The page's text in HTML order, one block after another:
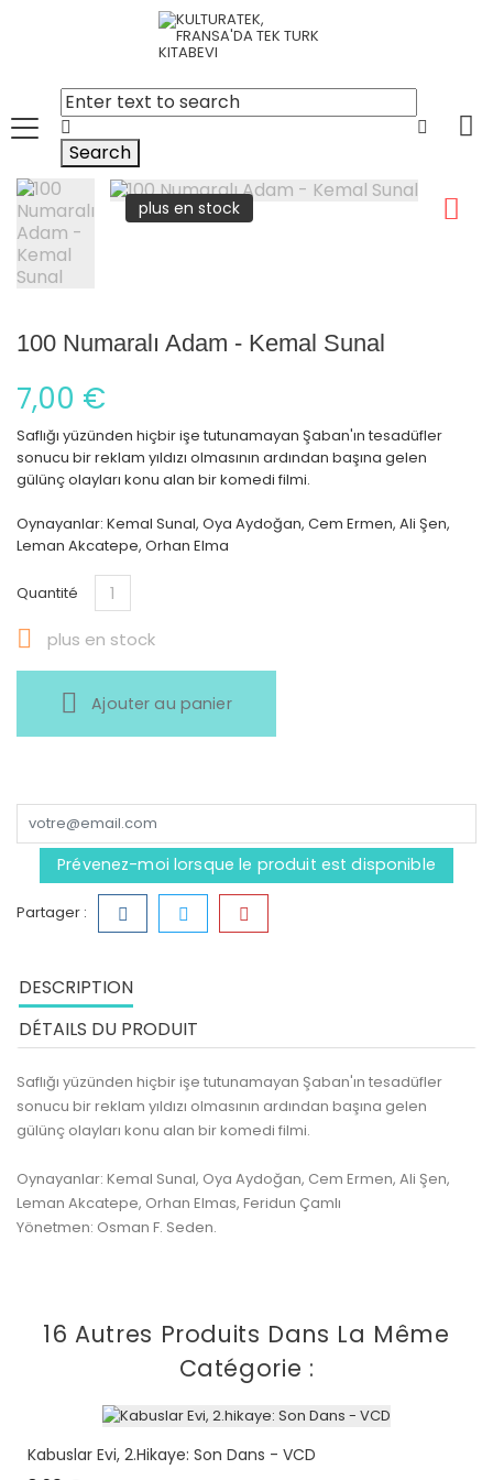
Search
plus en stock
100 Numaralı Adam - Kemal Sunal
7,00 €
Saflığı yüzünden hiçbir işe tutunamayan Şaban'ın tesadüfler
sonucu bir reklam yıldızı olmasının ardından başına gelen
gülünç olayları konu alan bir komedi filmi.
Oynayanlar: Kemal Sunal, Oya Aydoğan, Cem Ermen, Ali Şen,
Leman Akcatepe, Orhan Elma
Quantité
 plus en stock
Ajouter au panier
Prévenez-moi lorsque le produit est disponible
Partager :
DESCRIPTION
DÉTAILS DU PRODUIT
Saflığı yüzünden hiçbir işe tutunamayan Şaban'ın tesadüfler
sonucu bir reklam yıldızı olmasının ardından başına gelen
gülünç olayları konu alan bir komedi filmi.
Oynayanlar: Kemal Sunal, Oya Aydoğan, Cem Ermen, Ali Şen,
Leman Akcatepe, Orhan Elmas, Feridun Çamlı
Yönetmen: Osman F. Seden.
16 Autres Produits Dans La Même
Catégorie :
Kabuslar Evi, 2.hikaye: Son Dans - VCD